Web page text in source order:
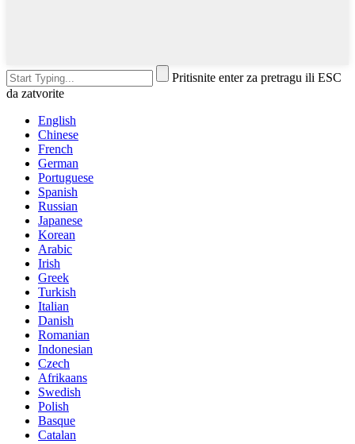
Pritisnite enter za pretragu ili ESC
da zatvorite
English
Chinese
French
German
Portuguese
Spanish
Russian
Japanese
Korean
Arabic
Irish
Greek
Turkish
Italian
Danish
Romanian
Indonesian
Czech
Afrikaans
Swedish
Polish
Basque
Catalan